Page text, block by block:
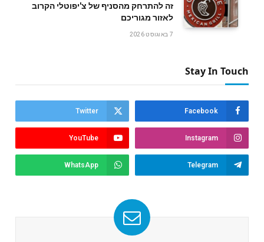
זה להתרחק מהסניף של צ'יפוטלי הקרוב
לאזור מגוריכם
7 באוגוסט 2026
Stay In Touch
Facebook
Twitter
Instagram
YouTube
Telegram
WhatsApp